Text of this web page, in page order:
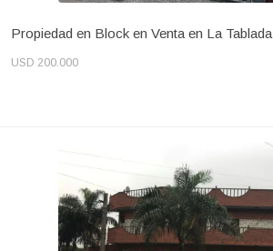
Propiedad en Block en Venta en La Tablada
USD 200.000